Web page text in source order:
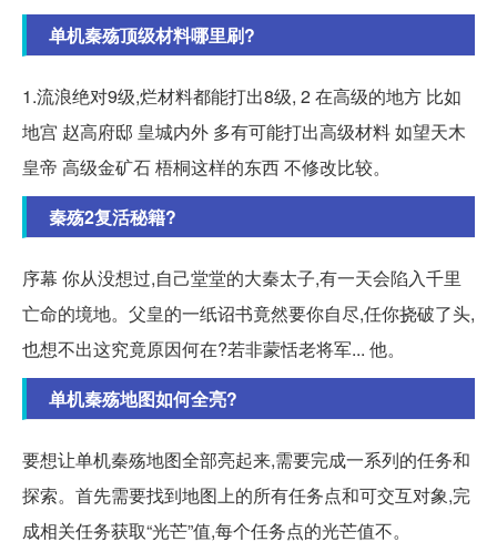
单机秦殇顶级材料哪里刷?
1.流浪绝对9级,烂材料都能打出8级, 2 在高级的地方 比如
地宫 赵高府邸 皇城内外 多有可能打出高级材料 如望天木
皇帝 高级金矿石 梧桐这样的东西 不修改比较。
秦殇2复活秘籍?
序幕 你从没想过,自己堂堂的大秦太子,有一天会陷入千里
亡命的境地。父皇的一纸诏书竟然要你自尽,任你挠破了头,
也想不出这究竟原因何在?若非蒙恬老将军... 他。
单机秦殇地图如何全亮?
要想让单机秦殇地图全部亮起来,需要完成一系列的任务和
探索。首先需要找到地图上的所有任务点和可交互对象,完
成相关任务获取“光芒”值,每个任务点的光芒值不。